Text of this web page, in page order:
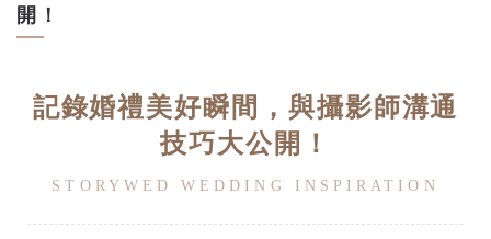
開！
記錄婚禮美好瞬間，與攝影師溝通
技巧大公開！
STORYWED WEDDING INSPIRATION